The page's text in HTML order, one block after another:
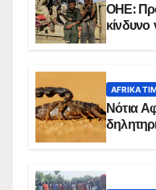
ΟΗΕ:
κίνδυνο
AFRIKA
Νότια